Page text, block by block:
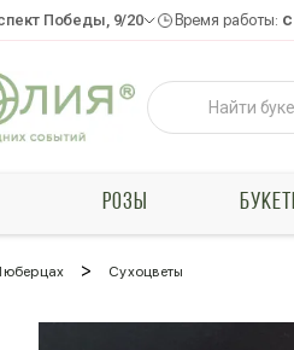
Победы, 9/20 Время работы:
РОЗЫ
> Сухоцветы